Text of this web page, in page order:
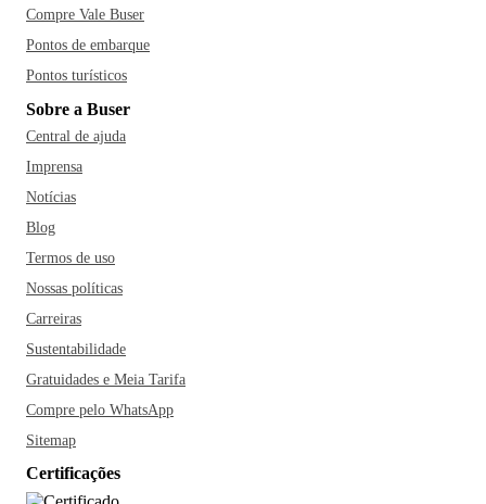
Compre Vale Buser
Pontos de embarque
Pontos turísticos
Sobre a Buser
Central de ajuda
Imprensa
Notícias
Blog
Termos de uso
Nossas políticas
Carreiras
Sustentabilidade
Gratuidades e Meia Tarifa
Compre pelo WhatsApp
Sitemap
Certificações